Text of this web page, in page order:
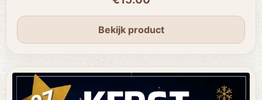
Bekijk product